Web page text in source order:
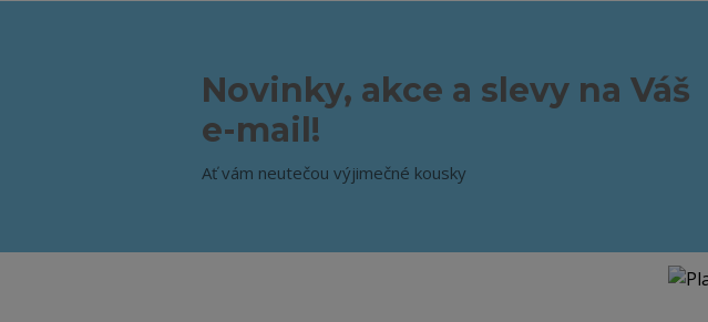
Novinky, akce a slevy na Váš
e-mail!
Ať vám neutečou výjimečné kousky